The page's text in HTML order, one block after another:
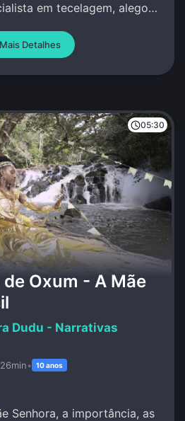
em tecelagem, alegou
Detalhes
05:30
Oxum - A Mãe
Dudu - Narrativas
26min• 10 anos
Senhora, a importância, as